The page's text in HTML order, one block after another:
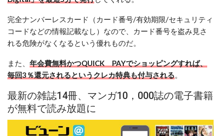
完全ナンバーレスカード（カード番号/有効期限/セキュリティ
コードなどの情報記載なし）なので、カード番号を盗み見さ
れる危険がなくなるという優れものだ。
また、 年会費無料かつQUICK PAYでショッピングすれば、
毎回3％還元されるというクレカ特典も付与される。
最新の雑誌14冊、マンガ10，000誌の電子書籍
が無料で読み放題に